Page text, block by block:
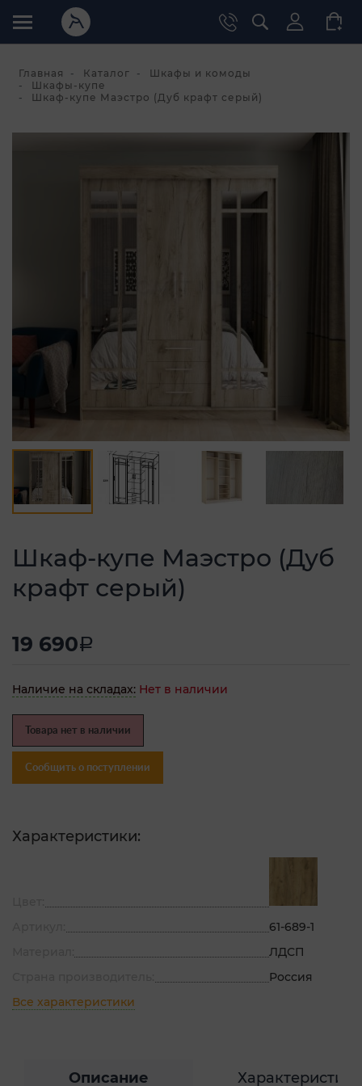
Главная Каталог
Шкафы и комоды
Шкафы-купе
Шкаф-купе Маэстро (Дуб крафт серый)
Шкаф-купе Маэстро (Дуб
крафт серый)
19 690a
Наличие на складах: Нет в наличии
Товара нет в наличии
Сообщить о поступлении
Характеристики:
61-689-1
ЛДСП
Россия
Все характеристики
Описание Характеристики